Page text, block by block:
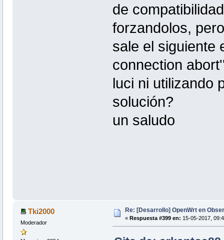
de
forzandolos,
sale el siguiente
connection
luci ni utilizando
solución?
un saludo
Tki2000
Moderador
Re: [Desarrollo] OpenWrt en
« Respuesta #399 en: 15-05-2017,